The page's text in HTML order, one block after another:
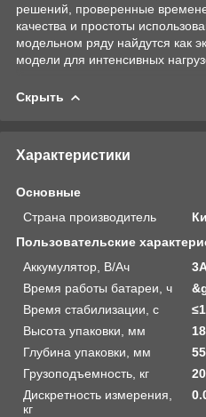
решений, проверенные
качества и простоты
модельном ряду найдутся как
модели для интенсивных
Скрыть
Характеристики
Основные
Страна производитель
Пользовательские
Аккумулятор, В/Ач
Время работы батареи, ч
Время стабилизации, с
Высота упаковки, мм
Глубина упаковки, мм
55
Грузоподъемность, кг
Дискретность измерения,
кг